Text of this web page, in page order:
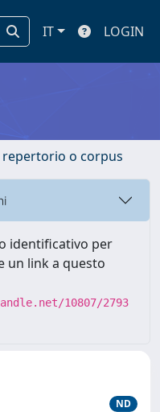
IT LOGIN
repertorio o corpus
identificativo per
un link a questo
10807/2793
ND